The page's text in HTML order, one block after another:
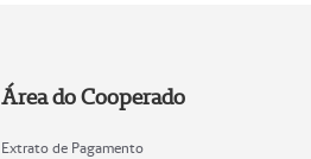
Área do Cooperado
Extrato de Pagamento